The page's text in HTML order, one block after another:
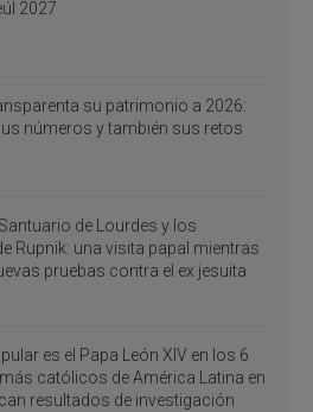
2027
su patrimonio a 2026:
números y también sus retos
Santuario de Lourdes y los
Rupnik: una visita papal mientras
pruebas contra el ex jesuita
es el Papa León XIV en los 6
católicos de América Latina en
resultados de investigación